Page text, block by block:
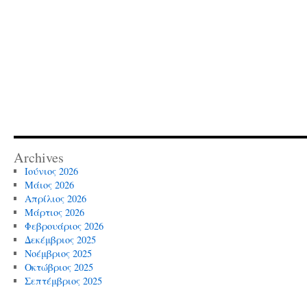
Archives
Ιούνιος 2026
Μάιος 2026
Απρίλιος 2026
Μάρτιος 2026
Φεβρουάριος 2026
Δεκέμβριος 2025
Νοέμβριος 2025
Οκτώβριος 2025
Σεπτέμβριος 2025